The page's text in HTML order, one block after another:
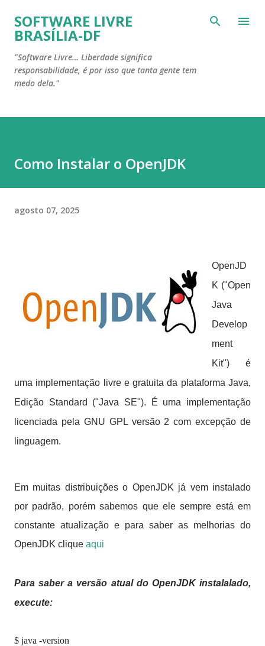
Pular para o conteúdo principal
SOFTWARE LIVRE
BRASÍLIA-DF
"Software Livre… Liberdade significa
responsabilidade, é por isso que tanta gente tem
medo dela."
Como Instalar o OpenJDK
agosto 07, 2025
OpenJD
K ("Open
Java
Develop
ment
Kit") é
uma implementação livre e gratuita da plataforma Java,
Edição Standard ("Java SE"). É uma implementação
licenciada pela GNU GPL versão 2 com excepção de
linguagem.
Em muitas distribuições o OpenJDK já vem instalado
por padrão, porém sabemos que ele sempre está em
constante atualização e para saber as melhorias do
OpenJDK clique aqui
Para saber a versão atual do OpenJDK instalalado,
execute:
$ java -version